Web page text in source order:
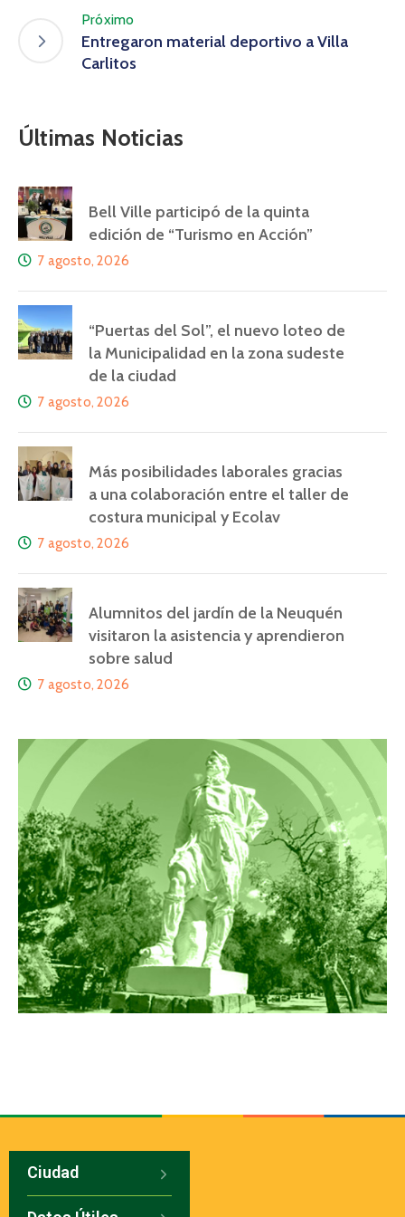
Próximo
Entregaron material deportivo a Villa
Carlitos
Últimas Noticias
Bell Ville participó de la quinta
edición de “Turismo en Acción”
7 agosto, 2026
“Puertas del Sol”, el nuevo loteo de
la Municipalidad en la zona sudeste
de la ciudad
7 agosto, 2026
Más posibilidades laborales gracias
a una colaboración entre el taller de
costura municipal y Ecolav
7 agosto, 2026
Alumnitos del jardín de la Neuquén
visitaron la asistencia y aprendieron
sobre salud
7 agosto, 2026
Ciudad